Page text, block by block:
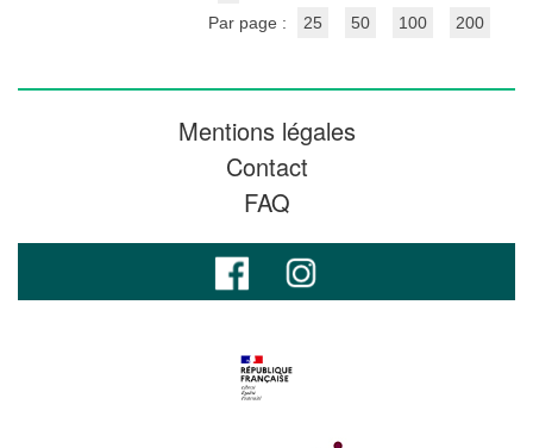
Par page :
25 50 100 200
Mentions légales
Contact
FAQ